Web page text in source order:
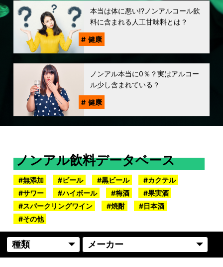
本当は体に悪い!?ノンアルコール飲
料に含まれる人工甘味料とは？
健康
ノンアル本当に0％？実はアルコー
ル少し含まれている？
健康
ノンアル飲料データベース
無添加 ビール 黒ビール
カクテル
サワー
ハイボール 梅酒
果実酒
スパークリングワイン
焼酎
日本酒
その他